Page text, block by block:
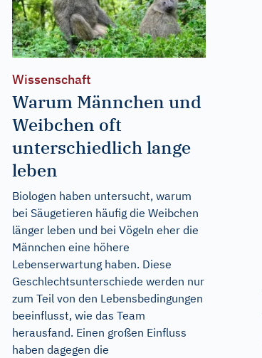
Wissenschaft
Warum Männchen und
Weibchen oft
unterschiedlich lange
leben
Biologen haben untersucht, warum
bei Säugetieren häufig die Weibchen
länger leben und bei Vögeln eher die
Männchen eine höhere
Lebenserwartung haben. Diese
Geschlechtsunterschiede werden nur
zum Teil von den Lebensbedingungen
beeinflusst, wie das Team
herausfand. Einen großen Einfluss
haben dagegen die